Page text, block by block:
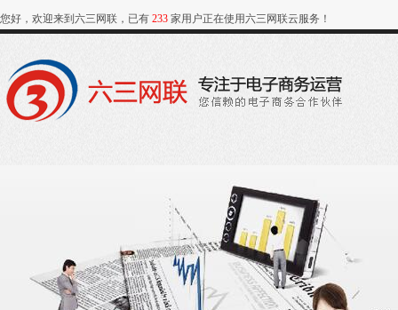
您好，欢迎来到六三网联，已有 233 家用户正在使用六三网联云服务！